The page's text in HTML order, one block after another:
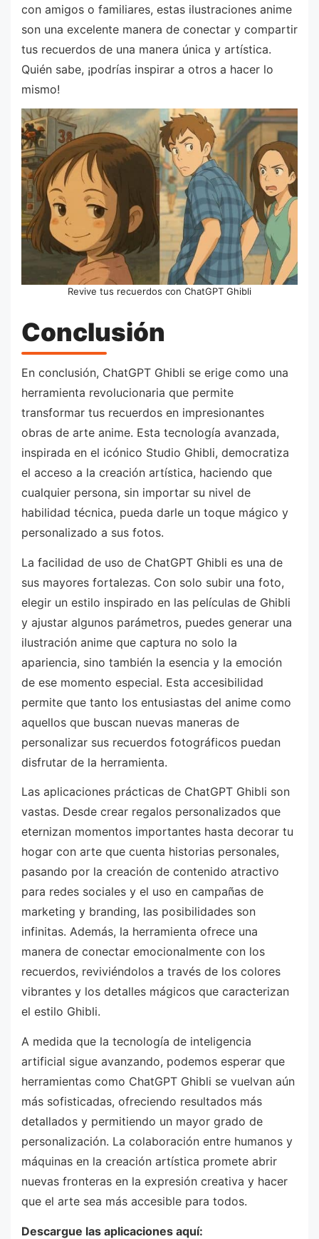
con amigos o familiares, estas ilustraciones anime
son una excelente manera de conectar y compartir
tus recuerdos de una manera única y artística.
Quién sabe, ¡podrías inspirar a otros a hacer lo
mismo!
Revive tus recuerdos con ChatGPT Ghibli
Conclusión
En conclusión, ChatGPT Ghibli se erige como una
herramienta revolucionaria que permite
transformar tus recuerdos en impresionantes
obras de arte anime. Esta tecnología avanzada,
inspirada en el icónico Studio Ghibli, democratiza
el acceso a la creación artística, haciendo que
cualquier persona, sin importar su nivel de
habilidad técnica, pueda darle un toque mágico y
personalizado a sus fotos.
La facilidad de uso de ChatGPT Ghibli es una de
sus mayores fortalezas. Con solo subir una foto,
elegir un estilo inspirado en las películas de Ghibli
y ajustar algunos parámetros, puedes generar una
ilustración anime que captura no solo la
apariencia, sino también la esencia y la emoción
de ese momento especial. Esta accesibilidad
permite que tanto los entusiastas del anime como
aquellos que buscan nuevas maneras de
personalizar sus recuerdos fotográficos puedan
disfrutar de la herramienta.
Las aplicaciones prácticas de ChatGPT Ghibli son
vastas. Desde crear regalos personalizados que
eternizan momentos importantes hasta decorar tu
hogar con arte que cuenta historias personales,
pasando por la creación de contenido atractivo
para redes sociales y el uso en campañas de
marketing y branding, las posibilidades son
infinitas. Además, la herramienta ofrece una
manera de conectar emocionalmente con los
recuerdos, reviviéndolos a través de los colores
vibrantes y los detalles mágicos que caracterizan
el estilo Ghibli.
A medida que la tecnología de inteligencia
artificial sigue avanzando, podemos esperar que
herramientas como ChatGPT Ghibli se vuelvan aún
más sofisticadas, ofreciendo resultados más
detallados y permitiendo un mayor grado de
personalización. La colaboración entre humanos y
máquinas en la creación artística promete abrir
nuevas fronteras en la expresión creativa y hacer
que el arte sea más accesible para todos.
Descargue las aplicaciones aquí: